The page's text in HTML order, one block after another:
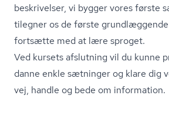
beskrivelser, vi bygger vores første
tilegner os de første grundlæggende
fortsætte med at lære sproget.
Ved kursets afslutning vil du kunne
danne enkle sætninger og klare dig
vej, handle og bede om information.